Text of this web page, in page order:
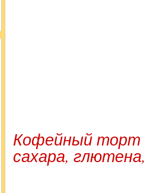
Кофейный торт
сахара,